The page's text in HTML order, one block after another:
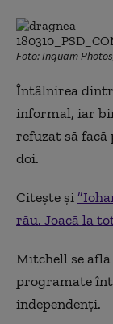
Foto: Inquam
Întâlnirea
informal, iar
refuzat să
doi.
Citește și
rău. Joacă la
Mitchell se
programate
independenţi.